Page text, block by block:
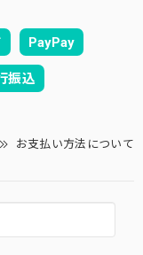
PayPay
振込
お支払い方法について